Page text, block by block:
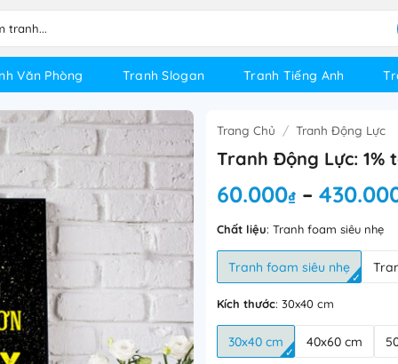
Văn Phòng Tranh Slogan Tranh Tiếng Anh
Trang Chủ / Tranh Động Lực
Tranh Động Lực: 1%
60.000₫ –
Chất liệu: Tranh foam siêu nhẹ
Tranh foam siêu nhẹ
Kích thước: 30x40 cm
30x40 cm 40x60 cm